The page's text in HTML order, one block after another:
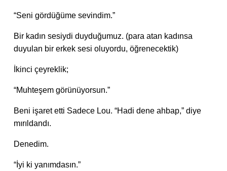
“Seni gördüğüme sevindim.”
Bir kadın sesiydi duyduğumuz. (para atan kadınsa
duyulan bir erkek sesi oluyordu, öğrenecektik)
İkinci çeyreklik;
“Muhteşem görünüyorsun.”
Beni işaret etti Sadece Lou. “Hadi dene ahbap,” diye
mırıldandı.
Denedim.
“İyi ki yanımdasın.”